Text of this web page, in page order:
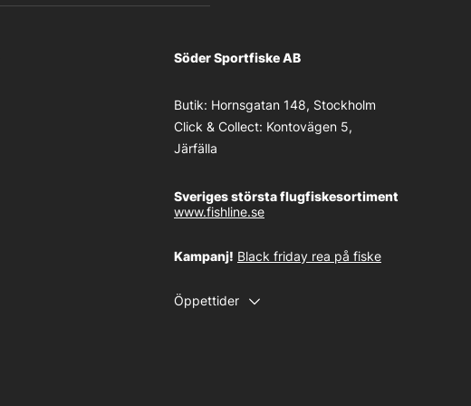
Söder Sportfiske AB
Butik: Hornsgatan 148, Stockholm
Click & Collect: Kontovägen 5,
Järfälla
Sveriges största flugfiskesortiment
www.fishline.se
Kampanj! Black friday rea på fiske
Öppettider